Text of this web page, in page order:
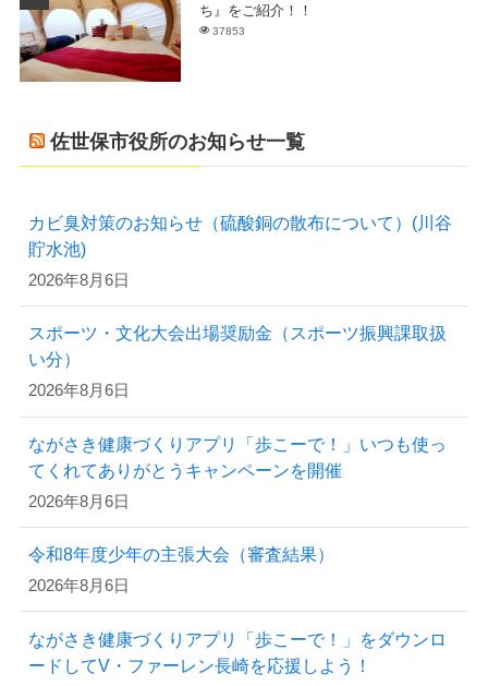
ち』をご紹介！！
37853
佐世保市役所のお知らせ一覧
カビ臭対策のお知らせ（硫酸銅の散布について）(川谷
貯水池)
2026年8月6日
スポーツ・文化大会出場奨励金（スポーツ振興課取扱
い分）
2026年8月6日
ながさき健康づくりアプリ「歩こーで！」いつも使っ
てくれてありがとうキャンペーンを開催
2026年8月6日
令和8年度少年の主張大会（審査結果）
2026年8月6日
ながさき健康づくりアプリ「歩こーで！」をダウンロ
ードしてV・ファーレン長崎を応援しよう！